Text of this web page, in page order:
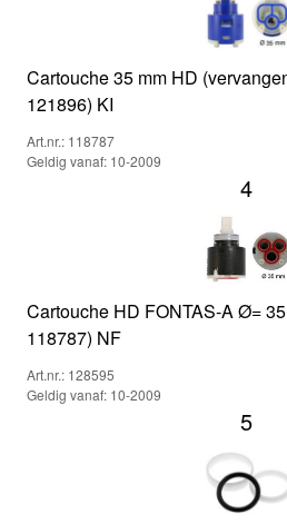
Cartouche 35 mm HD
121896) KI
Art.nr.: 118787
Geldig vanaf: 10-2009
4
Cartouche HD FONTAS-A Ø=
118787) NF
Art.nr.: 128595
Geldig vanaf: 10-2009
5